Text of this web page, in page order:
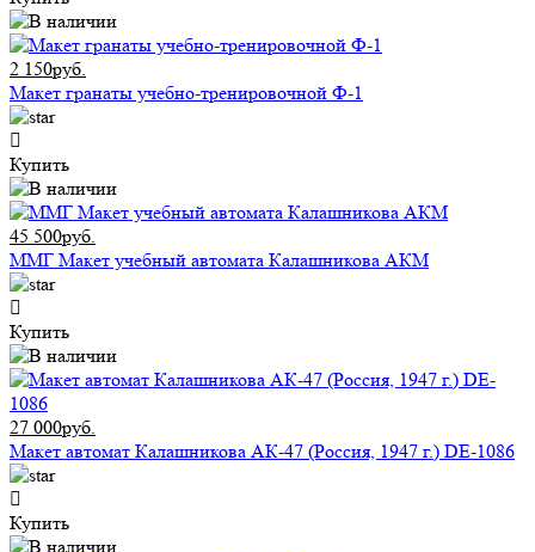
2 150руб.
Макет гранаты учебно-тренировочной Ф-1
Купить
45 500руб.
ММГ Макет учебный автомата Калашникова АКМ
Купить
27 000руб.
Макет автомат Калашникова АК-47 (Россия, 1947 г.) DE-1086
Купить